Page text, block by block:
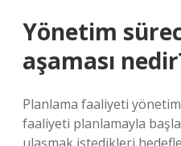
Yönetim
aşaması
Planlama faaliyeti
faaliyeti planlamayla